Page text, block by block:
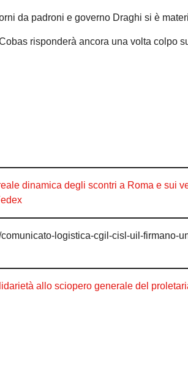
da padroni e governo Draghi si è
risponderà ancora una volta colpo
dinamica degli scontri a Roma e sui
logistica-cgil-cisl-uil-firmano-